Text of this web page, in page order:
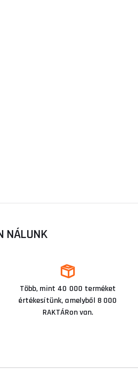
NÁLUNK
Több, mint 40 000 terméket
értékesítünk, amelyből 8 000
RAKTÁRon van.